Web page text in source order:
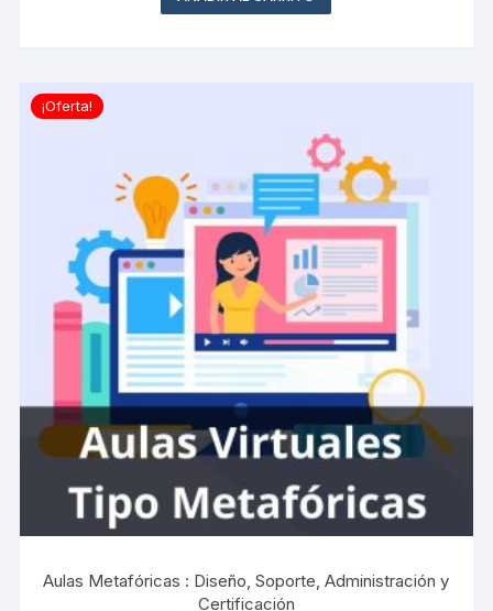
era: es:
¡Oferta!
Aulas Metafóricas : Diseño, Soporte, Administración y
Certificación